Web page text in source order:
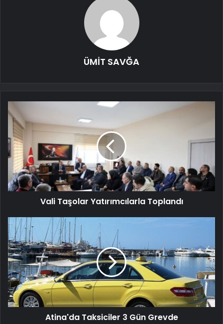
ÜMİT SAVĞA
Vali Taşolar Yatırımcılarla Toplandı
Atina'da Taksiciler 3 Gün Grevde